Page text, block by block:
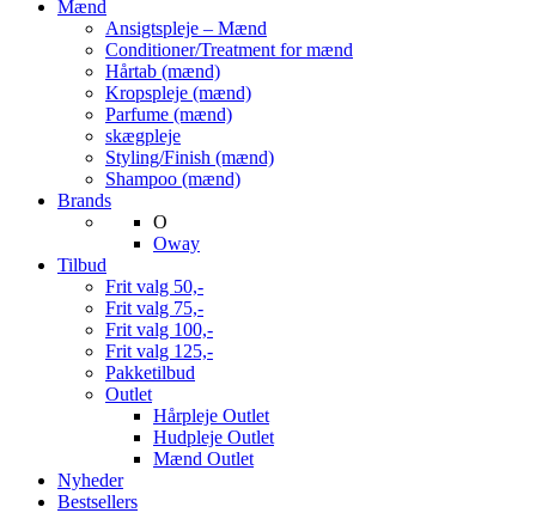
Mænd
Ansigtspleje – Mænd
Conditioner/Treatment for mænd
Hårtab (mænd)
Kropspleje (mænd)
Parfume (mænd)
skægpleje
Styling/Finish (mænd)
Shampoo (mænd)
Brands
O
Oway
Tilbud
Frit valg 50,-
Frit valg 75,-
Frit valg 100,-
Frit valg 125,-
Pakketilbud
Outlet
Hårpleje Outlet
Hudpleje Outlet
Mænd Outlet
Nyheder
Bestsellers